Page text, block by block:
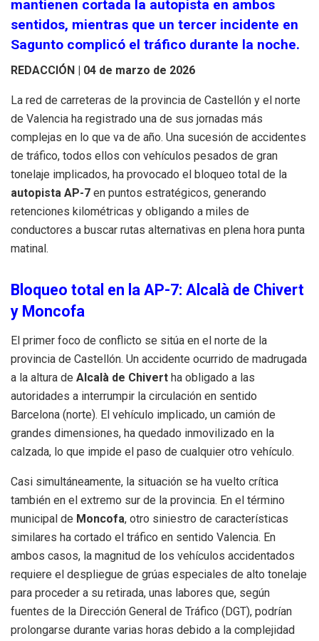
mantienen cortada la autopista en ambos
sentidos, mientras que un tercer incidente en
Sagunto complicó el tráfico durante la noche.
REDACCIÓN | 04 de marzo de 2026
La red de carreteras de la provincia de Castellón y el norte
de Valencia ha registrado una de sus jornadas más
complejas en lo que va de año. Una sucesión de accidentes
de tráfico, todos ellos con vehículos pesados de gran
tonelaje implicados, ha provocado el bloqueo total de la
autopista AP-7 en puntos estratégicos, generando
retenciones kilométricas y obligando a miles de
conductores a buscar rutas alternativas en plena hora punta
matinal.
Bloqueo total en la AP-7: Alcalà de Chivert
y Moncofa
El primer foco de conflicto se sitúa en el norte de la
provincia de Castellón. Un accidente ocurrido de madrugada
a la altura de Alcalà de Chivert ha obligado a las
autoridades a interrumpir la circulación en sentido
Barcelona (norte). El vehículo implicado, un camión de
grandes dimensiones, ha quedado inmovilizado en la
calzada, lo que impide el paso de cualquier otro vehículo.
Casi simultáneamente, la situación se ha vuelto crítica
también en el extremo sur de la provincia. En el término
municipal de Moncofa, otro siniestro de características
similares ha cortado el tráfico en sentido Valencia. En
ambos casos, la magnitud de los vehículos accidentados
requiere el despliegue de grúas especiales de alto tonelaje
para proceder a su retirada, unas labores que, según
fuentes de la Dirección General de Tráfico (DGT), podrían
prolongarse durante varias horas debido a la complejidad